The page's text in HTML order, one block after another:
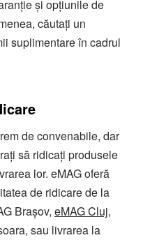
și opțiunile de
căutați un
suplimentare în cadrul
de convenabile, dar
să ridicați produsele
lor. eMAG oferă
de ridicare de la
Brașov, eMAG Cluj,
sau livrarea la